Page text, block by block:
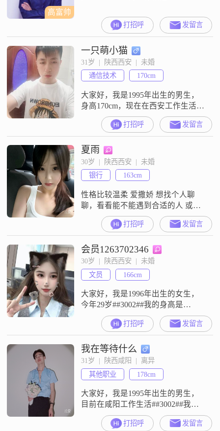
高富帅
打招呼 发留言
一只萌小猫
31岁  |  陕西西安  |  未婚
通信技术
170cm
大家好，我是1995年出生的男生，
身高170cm，现在在西安工作生活
##3002##我的学历是高中及以下，
目前月收入在3000元以下##3002##
我觉得自己是个责任感强的人，做
事稳重可靠，平时性格幽默风趣，
对人也很有耐心，比较包容
##3002##我比较看重工作和生活的
平衡，也会注重生活品质##3002##
平时我喜欢看
打招呼 发留言
夏雨
30岁  |  陕西西安  |  未婚
银行
163cm
性格比较温柔 爱撒娇 想找个人聊
聊，看看能不能遇到合适的人 或者
你有养宠物，或者你也喜欢普拉提
##3001##游泳，都可以来打个招呼
##3002##希望在这里能遇到一个真
诚的人，我们可以从聊天开始，慢
慢了解彼此##3002##
打招呼 发留言
会员1263702346
30岁  |  陕西西安  |  未婚
文员
166cm
大家好，我是1996年出生的女生，
今年29岁##3002##我的身高是
166cm，现在在西安工作生活
##3002##我的学历是大学本科，每
月收入在5001元到8000元之间
##3002##我的性格是独立自信的，
平时也保持着乐观积极的心态
##3002##朋友们都说我温柔体贴，
也比较善解人意##3002##我本身是
个性格开
打招呼 发留言
我在等待什么
31岁  |  陕西咸阳  |  离异
其他职业
178cm
大家好，我是1995年出生的男生，
目前在咸阳工作生活##3002##我的
身高是178cm，学历是大专，月收入
在5001到8000元这个区间##3002##
打招呼 发留言